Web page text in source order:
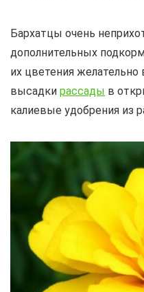
Бархатцы очень
дополнительных
их цветения
высадки рассады в
калиевые удобрения из